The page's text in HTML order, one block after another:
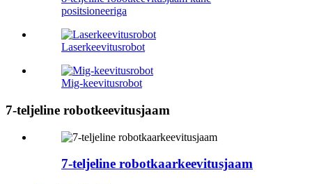
positsioneeriga
Laserkeevitusrobot
Mig-keevitusrobot
7-teljeline robotkeevitusjaam
7-teljeline robotkaarkeevitusjaam